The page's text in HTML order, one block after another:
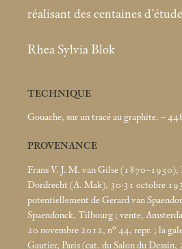
réalisant des centaines
Rhea Sylvia Blok
TECHNIQUE
Gouache, sur un tracé au graphite. –
PROVENANCE
Frans V. J. M. van Gilse (1870–1950),
Dordrecht (A. Mak), 30-31 octobre
potentiellement de Gerard van
Spaendonck, Tilbourg ; vente,
20 novembre 2012, n° 44, repr. ; la
Gautier, Paris (cat. du Salon du